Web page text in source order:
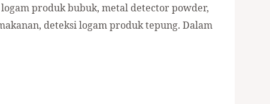
produk bubuk, metal detector powder,
deteksi logam produk tepung. Dalam